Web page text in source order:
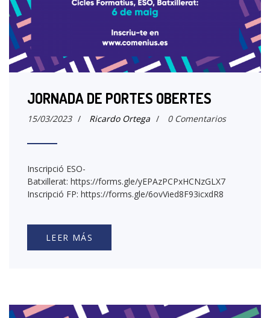
JORNADA DE PORTES OBERTES
15/03/2023 / Ricardo Ortega / 0 Comentarios
Inscripció ESO-
Batxillerat: https://forms.gle/yEPAzPCPxHCNzGLX7
Inscripció FP: https://forms.gle/6ovVied8F93icxdR8
LEER MÁS